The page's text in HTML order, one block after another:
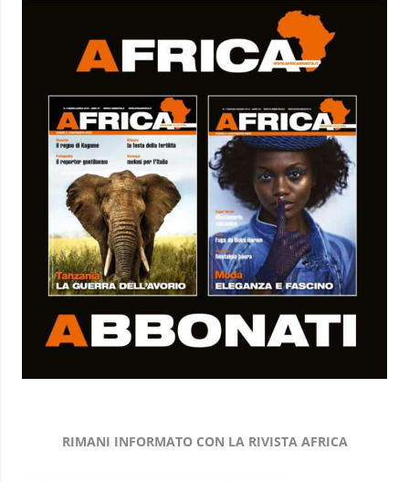
RIMANI INFORMATO CON LA RIVISTA AFRICA